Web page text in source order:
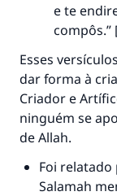
e te
compôs.”
Esses
dar forma à
Criador e
ninguém se
de Allah.
Foi relatado
Salamah